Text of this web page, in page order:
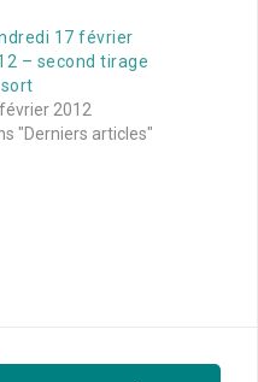
17 février
– second tirage
2012
"Derniers articles"